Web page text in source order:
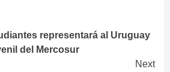
representará al Uruguay
del Mercosur
Next